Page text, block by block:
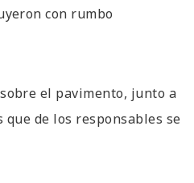
con rumbo
el pavimento, junto a
de los responsables se